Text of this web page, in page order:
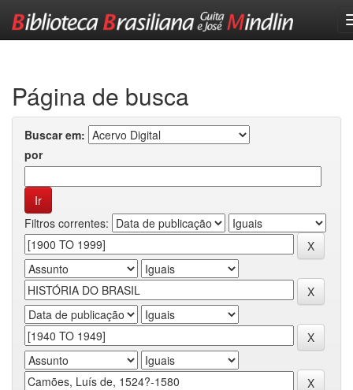
Página de busca
Buscar em:
por
Filtros correntes: